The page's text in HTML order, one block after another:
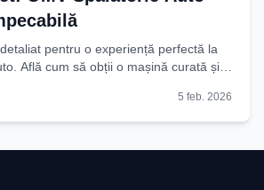
pentru o experiență perfectă la
Află cum să obții o mașină curată și
5 feb. 2026